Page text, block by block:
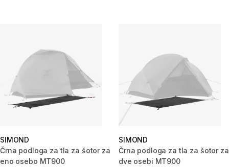
SIMOND
Črna podloga za tla za šotor za
eno osebo MT900
SIMOND
Črna podloga za tla za šotor za
dve osebi MT900